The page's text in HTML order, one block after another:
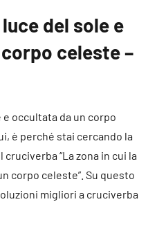
del sole e
celeste –
e occultata da un corpo
è perché stai cercando la
“La zona in cui la
corpo celeste”. Su questo
migliori a cruciverba